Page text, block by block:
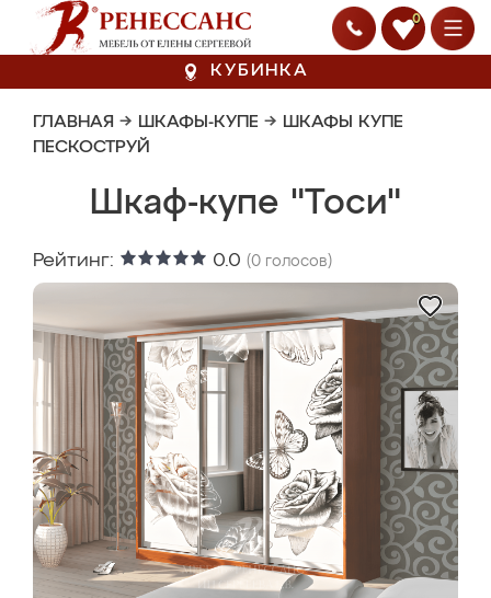
0
КУБИНКА
ГЛАВНАЯ → ШКАФЫ-КУПЕ → ШКАФЫ КУПЕ
ПЕСКОСТРУЙ
Шкаф-купе "Тоси"
Рейтинг: 0.0 (0 голосов)